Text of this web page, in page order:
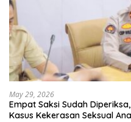
May 29, 2026
Empat Saksi Sudah
Kasus Kekerasan Seksual